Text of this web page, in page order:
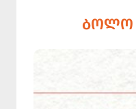
ᲑᲝᲚᲝ